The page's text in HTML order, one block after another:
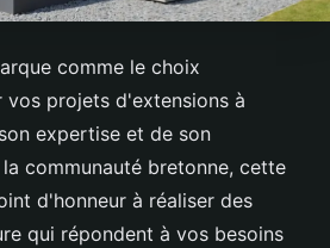
comme le choix
vos projets d'extensions à
expertise et de son
communauté bretonne, cette
d'honneur à réaliser des
qui répondent à vos besoins